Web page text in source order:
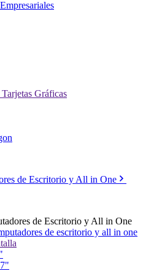
Gráficas
de Escritorio y All in One
de Escritorio y All in One
de escritorio y all in one